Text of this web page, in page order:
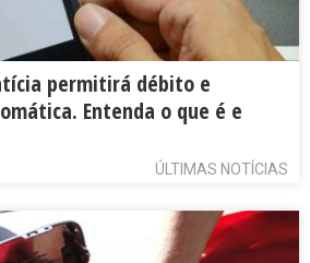
permitirá débito e
Entenda o que é e
ÚLTIMAS NOTÍCIAS